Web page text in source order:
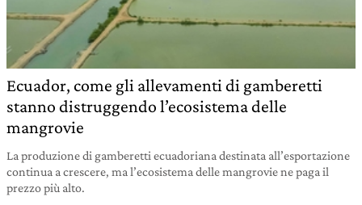
Ecuador, come gli allevamenti di gamberetti
stanno distruggendo l’ecosistema delle
mangrovie
La produzione di gamberetti ecuadoriana destinata all’esportazione
continua a crescere, ma l’ecosistema delle mangrovie ne paga il
prezzo più alto.